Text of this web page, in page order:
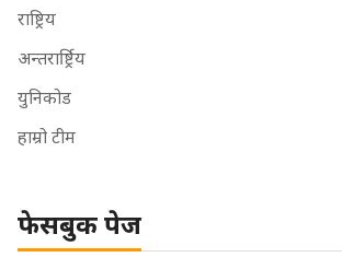
राष्ट्रिय
अन्तरार्ष्ट्रिय
युनिकोड
हाम्रो टीम
फेसबुक पेज